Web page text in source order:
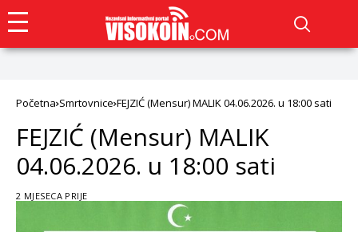
Početna Smrtovnice FEJZIĆ (Mensur) MALIK 04.06.2026. u 18:00 sati
FEJZIĆ (Mensur) MALIK
04.06.2026. u 18:00 sati
2 MJESECA PRIJE